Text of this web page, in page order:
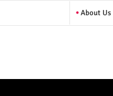
About Us